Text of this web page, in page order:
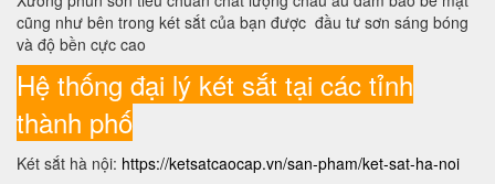
cũng như bên trong két sắt của bạn được đầu tư sơn sáng bóng
và độ bền cực cao
Hệ thống đại lý két sắt tại các tỉnh
thành phố
Két sắt hà nội: https://ketsatcaocap.vn/san-pham/ket-sat-ha-noi